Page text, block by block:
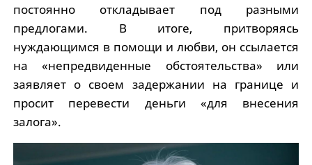
постоянно откладывает под разными
предлогами. В итоге, притворяясь
нуждающимся в помощи и любви, он ссылается
на «непредвиденные обстоятельства» или
заявляет о своем задержании на границе и
просит перевести деньги «для внесения
залога».